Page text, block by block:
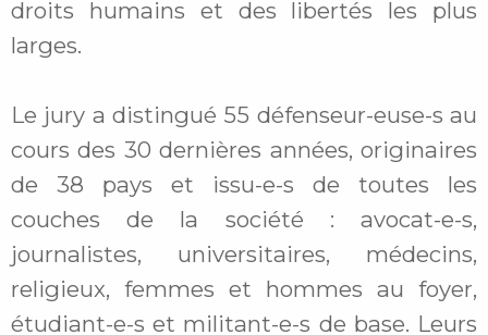
droits humains et des libertés les plus
larges.
Le jury a distingué 55 défenseur-euse-s au
cours des 30 dernières années, originaires
de 38 pays et issu-e-s de toutes les
couches de la société : avocat-e-s,
journalistes, universitaires, médecins,
religieux, femmes et hommes au foyer,
étudiant-e-s et militant-e-s de base. Leurs